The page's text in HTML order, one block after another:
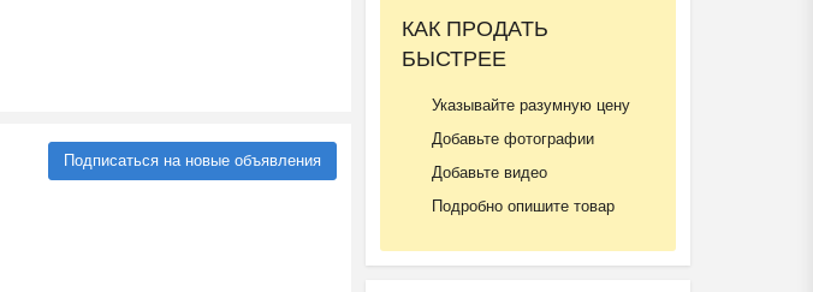
Подписаться на новые объявления
КАК ПРОДАТЬ
БЫСТРЕЕ
Указывайте разумную цену
Добавьте фотографии
Добавьте видео
Подробно опишите товар